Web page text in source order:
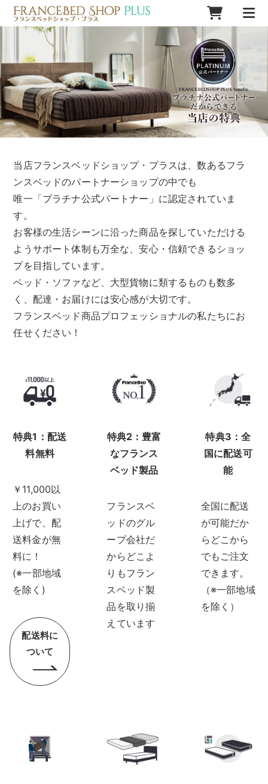
当店フランスベッドショップ・プラスは、数あるフラ
ンスベッドのパートナーショップの中でも
唯一「プラチナ公式パートナー」に認定されていま
す。
お客様の生活シーンに沿った商品を探していただける
ようサポート体制も万全な、安心・信頼できるショッ
プを目指しています。
ベッド・ソファなど、大型貨物に類するものも数多
く、配達・お届けには安心感が大切です。
フランスベッド商品プロフェッショナルの私たちにお
任せください！
特典1：配送
料無料
￥11,000以
上のお買い
上げで、配
送料金が無
料に！
(※一部地域
を除く)
配送料に
ついて
特典2：豊富
なフランス
ベッド製品
フランスベ
ッドのグル
ープ会社だ
からどこよ
りもフラン
スベッド製
品を取り揃
えています
特典3：全
国に配送可
能
全国に配送
が可能だか
らどこから
でもご注文
できます。
（※一部地域
を除く）